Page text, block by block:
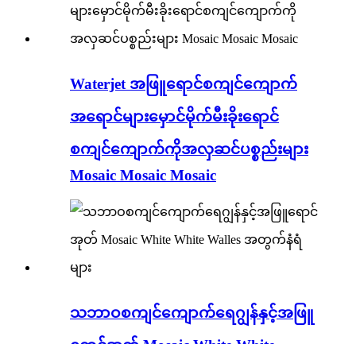
Waterjet အဖြူရောင်စကျင်ကျောက်
အရောင်များမှောင်မိုက်မီးခိုးရောင်
စကျင်ကျောက်ကိုအလှဆင်ပစ္စည်းများ
Mosaic Mosaic Mosaic
သဘာဝစကျင်ကျောက်ရေဂျွန်နှင့်အဖြူ